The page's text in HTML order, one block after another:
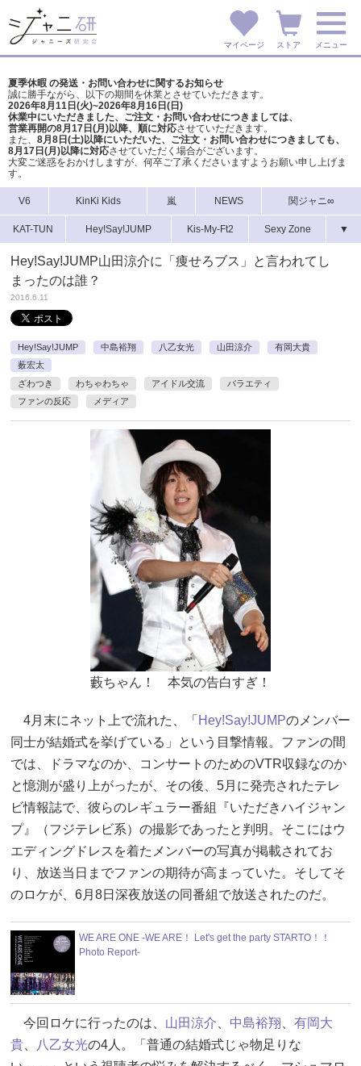
マイページ ストア メニュー
夏季休暇 の発送・お問い合わせに関するお知らせ
誠に勝手ながら、以下の期間を休業とさせていただきます。
2026年8月11日(火)~2026年8月16日(日)
休業中にいただきました、ご注文・お問い合わせにつきましては、
営業再開の8月17日(月)以降、順に対応させていただきます。
また、 8月8日(土)以降にいただいた、ご注文・ お問い合わせにつきましても、
8月17日(月)以降に対応させていただく場合がございます。
大変ご迷惑をおかけしますが、 何卒ご了承くださいますようお願い申し上げま
す。
V6 KinKi Kids 嵐 NEWS 関ジャニ∞
KAT-TUN Hey!Say!JUMP Kis-My-Ft2 Sexy Zone ▼
Hey!Say!JUMP山田涼介に「痩せろブス」と言われてし
まったのは誰？
2016.6.11
Hey!Say!JUMP 中島裕翔 八乙女光 山田涼介
有岡大貴
薮宏太
ざわつき
わちゃわちゃ アイドル交流
バラエティ
ファンの反応
メディア
藪ちゃん！ 本気の告白すぎ！
4月末にネット上で流れた、「 Hey!Say!JUMPのメンバー
同士が結婚式を挙げている」という目撃情報。ファンの間
では、ドラマなのか、コンサートのためのVTR収録なのか
と憶測が盛り上がったが、その後、5月に発売されたテレ
ビ情報誌で、彼らのレギュラー番組『いただきハイジャン
プ』（フジテレビ系）の撮影であったと判明。そこにはウ
エディングドレスを着たメンバーの写真が掲載されてお
り、放送当日までファンの期待が高まっていた。そしてそ
のロケが、6月8日深夜放送の同番組で放送されたのだ。
WE ARE ONE -WE ARE！ Let's get the party STARTO！！
Photo Report-
今回ロケに行ったのは、 山田涼介 中島裕翔
有岡大
貴
八乙女光の4人。「普通の結婚式じゃ物足りな